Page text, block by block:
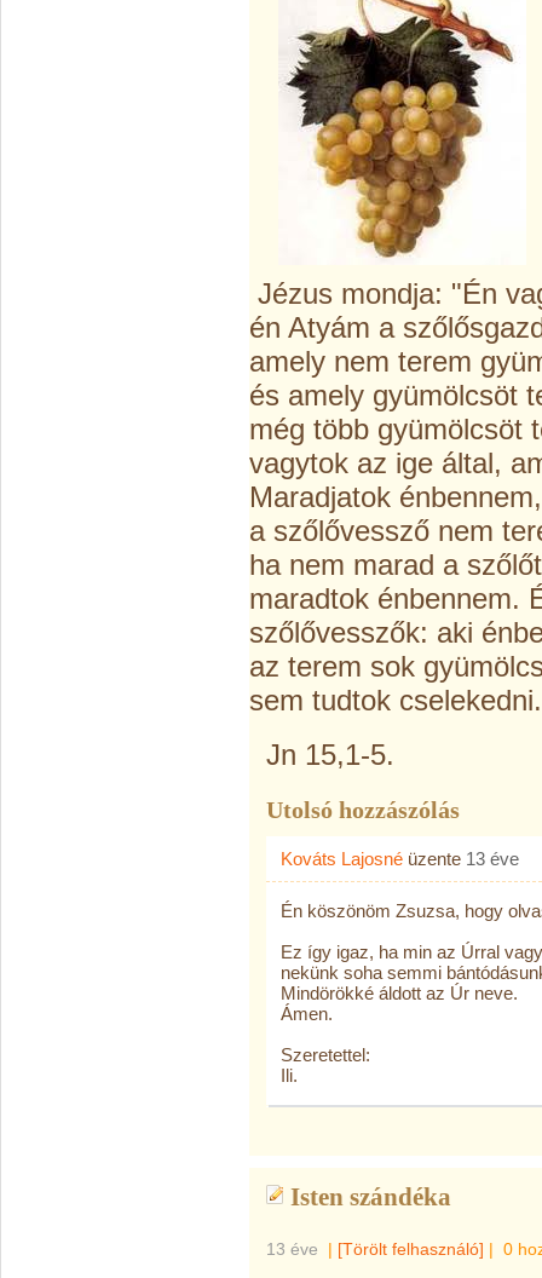
Jézus mondja: "Én
én Atyám a
amely nem terem
és amely gyümölcsöt
még több gyümölcsöt
vagytok az ige által,
Maradjatok
a szőlővessző nem
ha nem marad a
maradtok énbennem.
szőlővesszők: aki
az terem sok
sem tudtok
Jn 15,1-5.
Utolsó hozzászólás
Kováts Lajosné üzente 13 éve
Én köszönöm Zsuzsa, hogy
Ez így igaz, ha min az Úrral
nekünk soha semmi
Mindörökké áldott az Úr neve.
Ámen.
Szeretettel:
Ili.
Isten szándéka
13 éve | [Törölt felhasználó] | 0